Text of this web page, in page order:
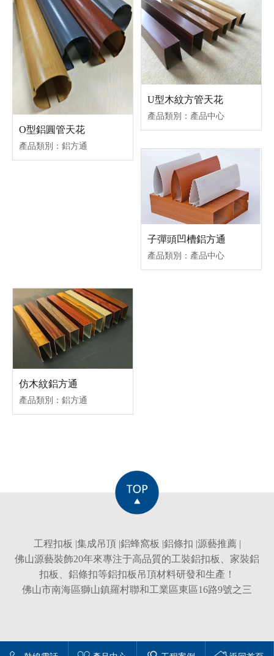
O型鋁圓管天花
產品類別：鋁方通
U型木紋方管天花
產品類別：產品中心
子彈頭凹槽鋁方通
產品類別：產品中心
仿木紋鋁方通
產品類別：鋁方通
工程扣板 |集成吊頂|鋁蜂窩板 |鋁條扣 |源藝推薦|
佛山源藝裝飾20年來專注于高品質的工裝鋁扣板
家裝鋁
扣板
鋁條扣等鋁扣板吊頂材料研發和生產！
佛山市南海區獅山鎮羅村聯和工業區東區16路9號之三